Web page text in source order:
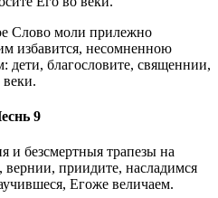
Слово моли прилежно
избавится, несомненною
благословите, священнии,
веки.
9
и безсмертныя трапезы на
приидите, насладимся
Егоже величаем.